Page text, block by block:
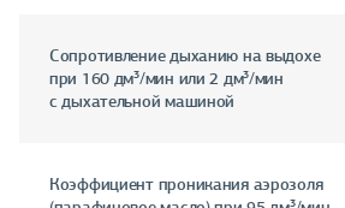
Сопротивление дыханию на выдохе
при 160 дм³/мин или 2 дм³/мин
с дыхательной машиной
Коэффициент проникания аэрозоля